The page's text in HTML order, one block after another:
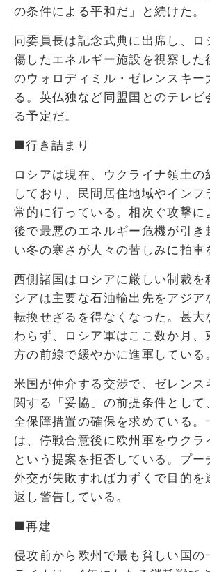
の条件による平和だ」と続けた。
同委員長は記念式典に出席し、ロ
傷したエネルギー施設を視察した
のウォロディミル・ゼレンスキー
る。英仏独など同盟国とのテレビ
る予定だ。
■行き詰まり
ロシアは現在、ウクライナ領土
しており、民間居住地域やインフ
常的に行っている。相次ぐ攻撃に
後で最悪のエネルギー危機が引き
い冬の寒さが人々の苦しみに拍車
西側諸国はロシアに厳しい制裁を
シアは主要な石油輸出先をアジア
転換せざるを得なくなった。甚大
わらず、ロシア軍はここ数か月、
方の前線で緩やかに進軍している
米国が仲介する交渉で、ゼレンス
関する「妥協」の前提条件として
全保障措置の確保を求めている。
は、停戦合意後に欧州軍をウクラ
という提案を拒否している。プー
外交が失敗すれば力ずくで目的を
返し警告している。
■再建
侵攻前から欧州で最も貧しい国の